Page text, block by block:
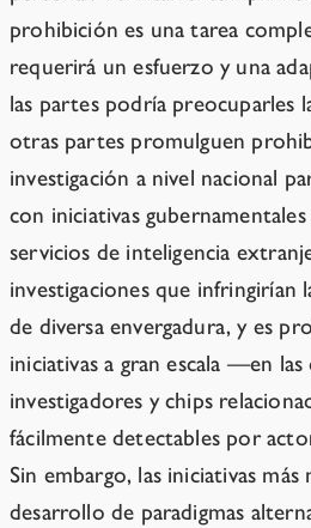
prohibición es una tarea
requerirá un esfuerzo y una
las partes podría preocuparles
otras partes promulguen
investigación a nivel nacional
con iniciativas
servicios de inteligencia
investigaciones que infringirían
de diversa envergadura, y es
iniciativas a gran escala —en
investigadores y chips
fácilmente detectables por
Sin embargo, las iniciativas
desarrollo de paradigmas